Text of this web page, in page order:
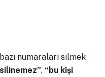
numaraları silmek
, “bu kişi